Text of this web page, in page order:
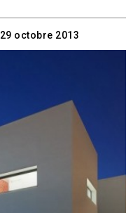
29 octobre 2013